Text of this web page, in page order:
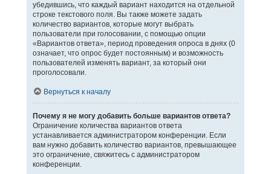
убедившись, что каждый вариант находится на отдельной
строке текстового поля. Вы также можете задать
количество вариантов, которые могут выбрать
пользователи при голосовании, с помощью опции
«Вариантов ответа», период проведения опроса в днях (0
означает, что опрос будет постоянным) и возможность
пользователей изменять вариант, за который они
проголосовали.
Вернуться к началу
Почему я не могу добавить больше вариантов ответа?
Ограничение количества вариантов ответа
устанавливается администратором конференции. Если
вам нужно добавить количество вариантов, превышающее
это ограничение, свяжитесь с администратором
конференции.